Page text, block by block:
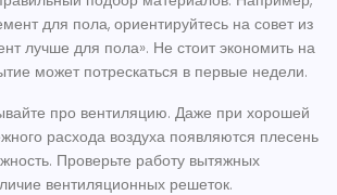
для пола, ориентируйтесь на совет из
лучше для пола». Не стоит экономить на
может потрескаться в первые недели.
про вентиляцию. Даже при хорошей
расхода воздуха появляются плесень
Проверьте работу вытяжных
вентиляционных решеток.